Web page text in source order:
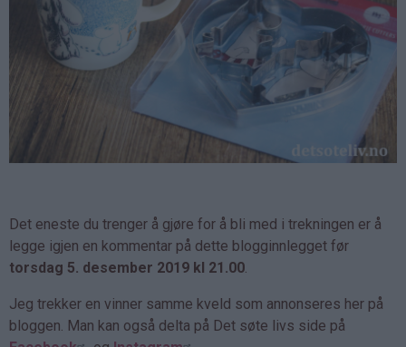
Det eneste du trenger å gjøre for å bli med i trekningen er å
legge igjen en kommentar på dette blogginnlegget før
torsdag 5. desember 2019 kl 21.00
Jeg trekker en vinner samme kveld som annonseres her på
bloggen. Man kan også delta på Det søte livs side på